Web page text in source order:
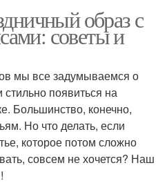
образ с
советы и
мы все задумываемся о
появиться на
Большинство, конечно,
Но что делать, если
которое потом сложно
совсем не хочется? Наш